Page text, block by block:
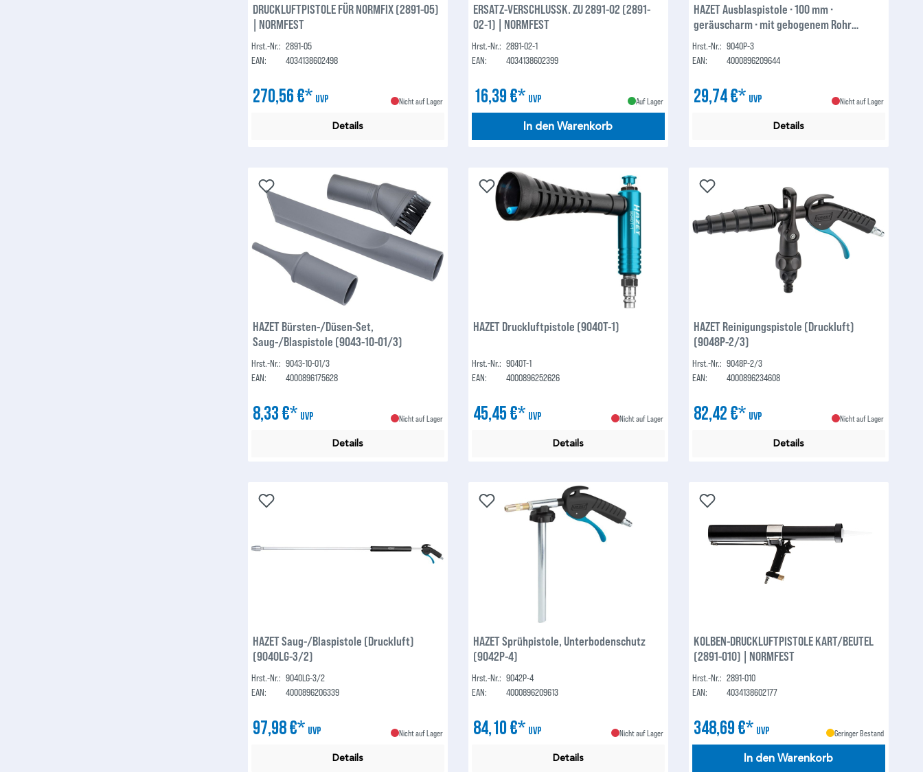
DRUCKLUFTPISTOLE FÜR NORMFIX (2891-05)
| NORMFEST
Hrst.-Nr.: 2891-05
EAN:
4034138602498
270,56 €* UVP Nicht auf Lager
Details
ERSATZ-VERSCHLUSSK. ZU 2891-02 (2891-
02-1) | NORMFEST
Hrst.-Nr.: 2891-02-1
EAN:
4034138602399
16,39 €* UVP Auf Lager
In den Warenkorb
HAZET Ausblaspistole ∙ 100 mm ∙
geräuscharm ∙ mit gebogenem Rohr
9040P-3
Hrst.-Nr.: 9040P-3
EAN:
4000896209644
29,74 €* UVP Nicht auf Lager
Details
HAZET Bürsten-/Düsen-Set,
Saug-/Blaspistole (9043-10-01/3)
Hrst.-Nr.: 9043-10-01/3
EAN:
4000896175628
8,33 €* UVP Nicht auf Lager
Details
HAZET Druckluftpistole (9040T-1)
Hrst.-Nr.: 9040T-1
EAN:
4000896252626
45,45 €* UVP Nicht auf Lager
Details
HAZET Reinigungspistole (Druckluft)
(9048P-2/3)
Hrst.-Nr.: 9048P-2/3
EAN:
4000896234608
82,42 €* UVP Nicht auf Lager
Details
HAZET Saug-/Blaspistole (Druckluft)
(9040LG-3/2)
Hrst.-Nr.: 9040LG-3/2
EAN:
4000896206339
97,98 €* UVP Nicht auf Lager
Details
HAZET Sprühpistole, Unterbodenschutz
(9042P-4)
Hrst.-Nr.: 9042P-4
EAN:
4000896209613
84,10 €* UVP Nicht auf Lager
Details
KOLBEN-DRUCKLUFTPISTOLE KART/BEUTEL
(2891-010) | NORMFEST
Hrst.-Nr.: 2891-010
EAN:
4034138602177
348,69 €* UVP Geringer Bestand
In den Warenkorb